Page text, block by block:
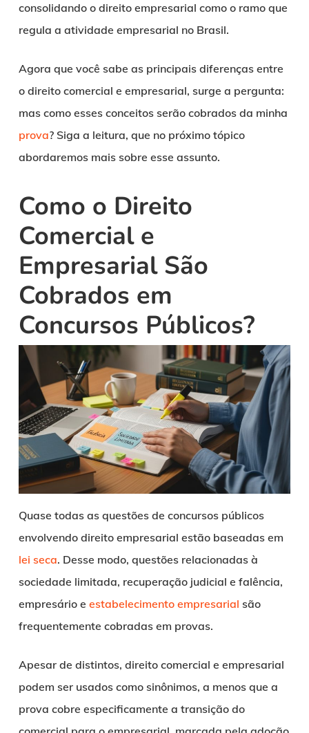
consolidando o direito empresarial como o ramo que
regula a atividade empresarial no Brasil.
Agora que você sabe as principais diferenças entre
o direito comercial e empresarial, surge a pergunta:
mas como esses conceitos serão cobrados da minha
prova? Siga a leitura, que no próximo tópico
abordaremos mais sobre esse assunto.
Como o Direito
Comercial e
Empresarial São
Cobrados em
Concursos Públicos?
Quase todas as questões de concursos públicos
envolvendo direito empresarial estão baseadas em
lei seca. Desse modo, questões relacionadas à
sociedade limitada, recuperação judicial e falência,
empresário e estabelecimento empresarial são
frequentemente cobradas em provas.
Apesar de distintos, direito comercial e empresarial
podem ser usados como sinônimos, a menos que a
prova cobre especificamente a transição do